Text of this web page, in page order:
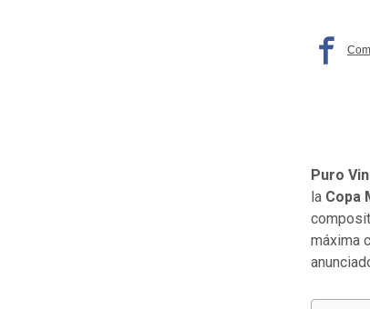
Puro
laCopa
máxima